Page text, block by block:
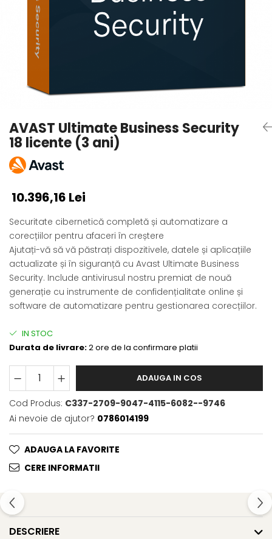
AVAST Driver Updater
AVAST SecureLine VPN
AVAST AntiTrack Premium
AVAST Ultimate Business Security
18 licente (3 ani)
10.396,16 Lei
Securitate cibernetică completă și automatizare a
corecțiilor pentru afaceri în creștere
Ajutați-vă să vă păstrați dispozitivele, datele și aplicațiile
actualizate și în siguranță cu Avast Ultimate Business
Security. Include antivirusul nostru premiat de nouă
generație cu instrumente de confidențialitate online și
software de automatizare pentru gestionarea corecțiilor.
IN STOC
Durata de livrare:2 ore de la confirmare platii
ADAUGA IN COS
Cod Produs: C337-2709-9047-4115-6082--9746
Ai nevoie de ajutor? 0786014199
ADAUGA LA FAVORITE
CERE INFORMATII
DESCRIERE